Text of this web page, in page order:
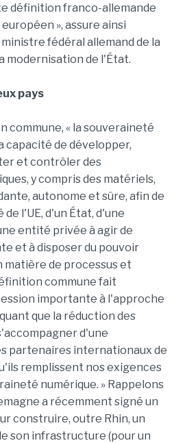
définition franco-allemande
», assure ainsi
fédéral allemand de la
modernisation de l'État.
pays
commune, « la souveraineté
capacité de développer,
et contrôler des
y compris des matériels,
autonome et sûre, afin de
l'UE, d'un État, d'une
entité privée à agir de
et à disposer du pouvoir
matière de processus et
commune fait
importante à l'approche
que la réduction des
d'une
partenaires internationaux de
remplissent nos exigences
numérique. » Rappelons
a récemment signé un
construire, outre Rhin, un
son infrastructure (pour un